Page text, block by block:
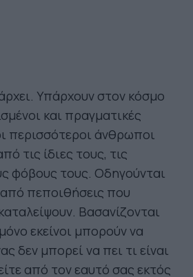
Υπάρχουν στον κόσμο
και πραγματικές
περισσότεροι άνθρωποι
τις ίδιες τους, τις
φόβους τους. Οδηγούνται
πεποιθήσεις που
Βασανίζονται
εκείνοι μπορούν να
δεν μπορεί να πει τι είναι
από τον εαυτό σας εκτός